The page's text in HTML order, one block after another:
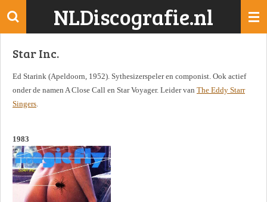
Ga
de
NLDiscografie.nl
Star Inc.
Ed Starink (Apeldoorn, 1952). Sythesizerspeler en componist. Ook actief
onder de namen A Close Call en Star Voyager. Leider van The Eddy Starr
Singers.
1983